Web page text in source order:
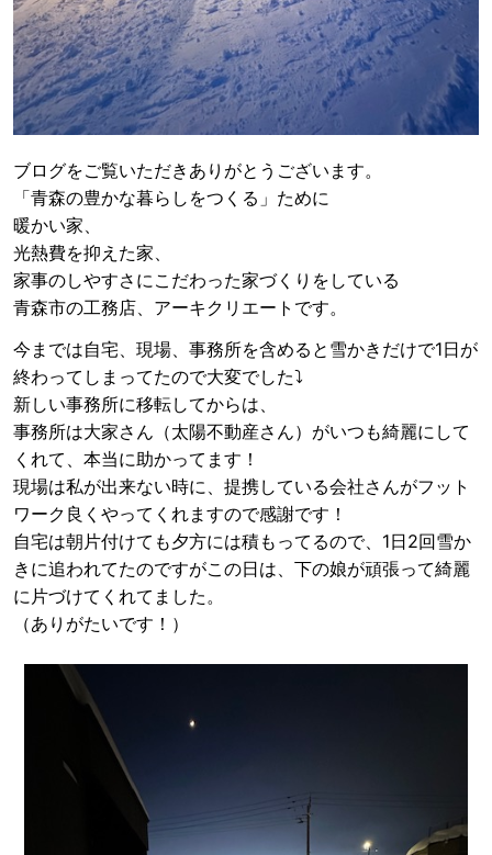
ブログをご覧いただきありがとうございます。
「青森の豊かな暮らしをつくる」ために
暖かい家、
光熱費を抑えた家、
家事のしやすさにこだわった家づくりをしている
青森市の工務店、アーキクリエートです。
今までは自宅、現場、事務所を含めると雪かきだけで1日が
終わってしまってたので大変でした⤵
新しい事務所に移転してからは、
事務所は大家さん（太陽不動産さん）がいつも綺麗にして
くれて、本当に助かってます！
現場は私が出来ない時に、提携している会社さんがフット
ワーク良くやってくれますので感謝です！
自宅は朝片付けても夕方には積もってるので、1日2回雪か
きに追われてたのですがこの日は、下の娘が頑張って綺麗
に片づけてくれてました。
（ありがたいです！）